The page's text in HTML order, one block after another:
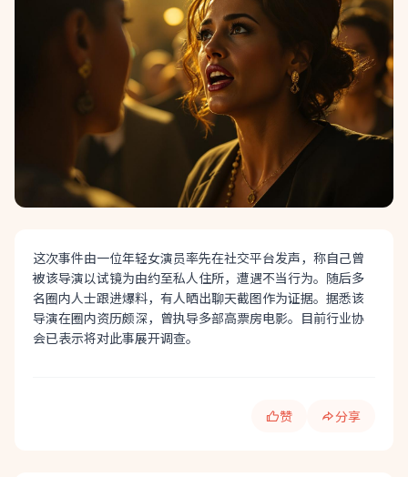
这次事件由一位年轻女演员率先在社交平台发声，称自己曾
被该导演以试镜为由约至私人住所，遭遇不当行为。随后多
名圈内人士跟进爆料，有人晒出聊天截图作为证据。据悉该
导演在圈内资历颇深，曾执导多部高票房电影。目前行业协
会已表示将对此事展开调查。
赞 分享